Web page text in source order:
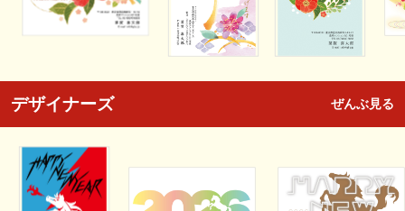
デザイナーズ ぜんぶ見る